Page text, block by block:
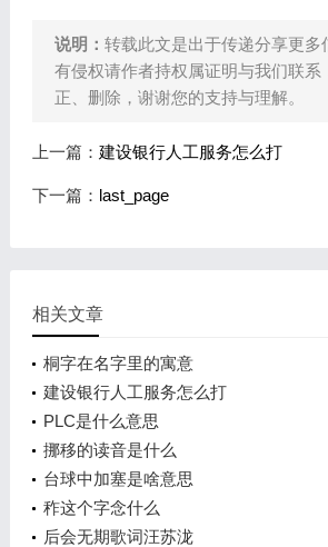
说明： 转载此文是出于传递分享更多
有侵权请作者持权属证明与我们联系
正、删除，谢谢您的支持与理解。
上一篇： 建设银行人工服务怎么打
下一篇： last_page
相关文章
桐字在名字里的寓意
建设银行人工服务怎么打
PLC是什么意思
挪移的读音是什么
台球中加塞是啥意思
秨这个字念什么
后会无期歌词汪苏泷